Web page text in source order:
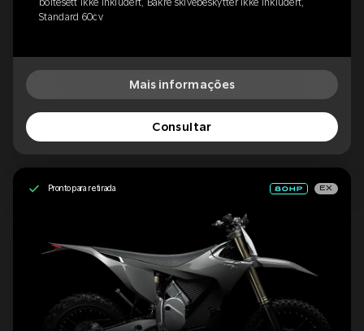
Standard 60cv
Mais informações
Consultar
Pronto para retirada EX